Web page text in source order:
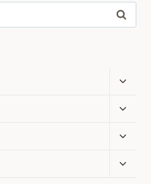
menu
menu
menu